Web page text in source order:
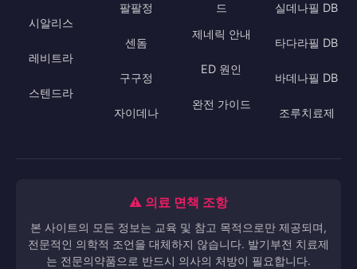
시알리스
레비트라
스텐드라
팔팔정
센돔
구구정
자이데나
드
제네릭 안내
ED 원인
완전 가이드
실데나필 DB
타다라필 DB
바데나필 DB
조루치료제
⚠️ 의료 면책 조항
본 사이트의 모든 정보는 교육 및 참고 목적으로만 제공되며,
전문적인 의학적 조언을 대체하지 않습니다. 발기부전 치료제
는 전문의약품으로 반드시 의사의 처방이 필요합니다.